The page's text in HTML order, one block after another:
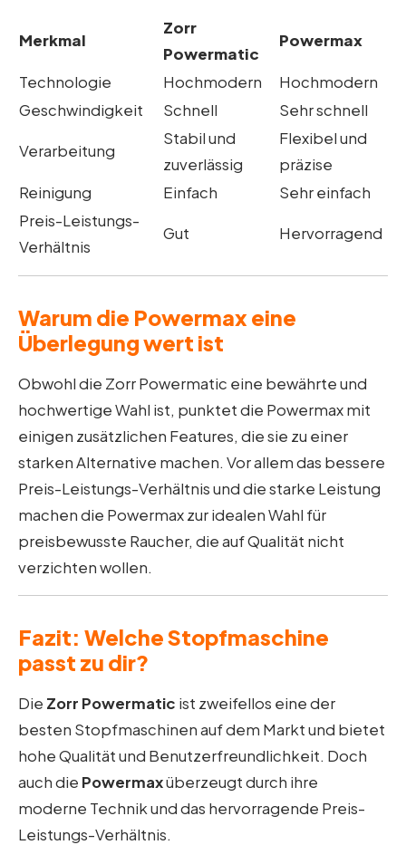
Merkmal
Zorr
Powermatic
Powermax
Technologie Hochmodern
Hochmodern
Geschwindigkeit
Schnell Sehr schnell
Verarbeitung
Stabil und
zuverlässig
Flexibel und
präzise
Reinigung
Einfach
Sehr einfach
Preis-Leistungs-
Verhältnis
Gut Hervorragend
Warum die Powermax eine
Überlegung wert ist
Obwohl die Zorr Powermatic eine bewährte und
hochwertige Wahl ist, punktet die Powermax mit
einigen zusätzlichen Features, die sie zu einer
starken Alternative machen. Vor allem das bessere
Preis-Leistungs-Verhältnis und die starke Leistung
machen die Powermax zur idealen Wahl für
preisbewusste Raucher, die auf Qualität nicht
verzichten wollen.
Fazit: Welche Stopfmaschine
passt zu dir?
Die Zorr Powermatic ist zweifellos eine der
besten Stopfmaschinen auf dem Markt und bietet
hohe Qualität und Benutzerfreundlichkeit. Doch
auch die Powermaxüberzeugt durch ihre
moderne Technik und das hervorragende Preis-
Leistungs-Verhältnis.